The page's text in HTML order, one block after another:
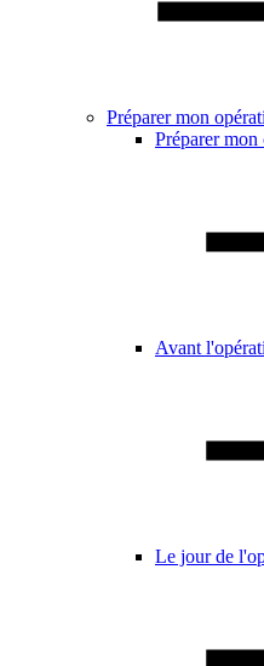
Préparer mon
Préparer mon
Avant
Le jour de